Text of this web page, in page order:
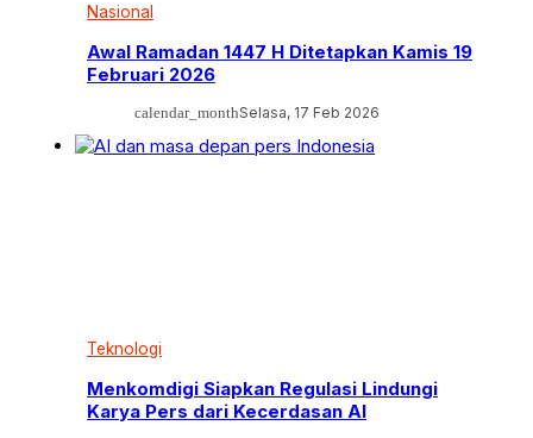
Nasional
Awal Ramadan 1447 H Ditetapkan Kamis 19
Februari 2026
calendar_monthSelasa, 17 Feb 2026
Teknologi
Menkomdigi Siapkan Regulasi Lindungi
Karya Pers dari Kecerdasan AI